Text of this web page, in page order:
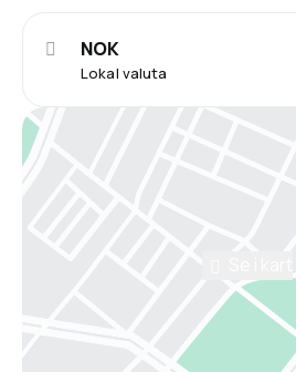
Lokal valuta
NOK